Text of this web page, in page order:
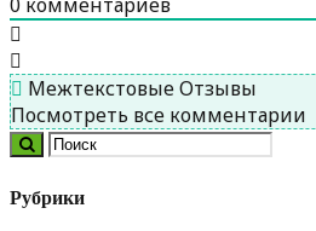
Межтекстовые Отзывы
Посмотреть все комментарии
Рубрики